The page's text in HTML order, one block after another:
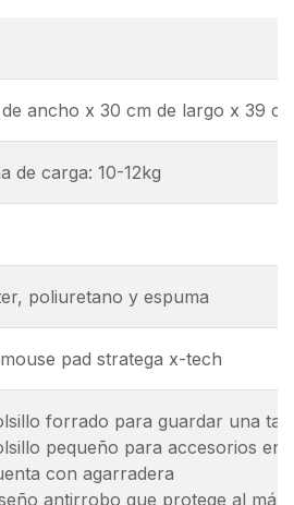
ancho x 30 cm de largo x 39
de carga: 10-12kg
poliuretano y espuma
pad stratega x-tech
forrado para guardar una
pequeño para accesorios
con agarradera
antirrobo que protege al